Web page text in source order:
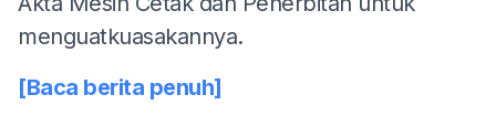
menguatkuasakannya.
[Baca berita penuh]